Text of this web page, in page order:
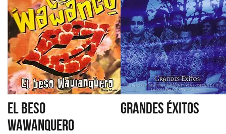
EL BESO
WAWANQUERO
GRANDES ÉXITOS